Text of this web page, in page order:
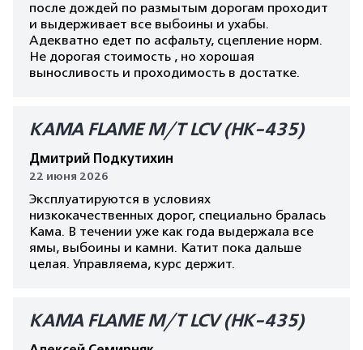
после дождей по размытым дорогам проходит
и выдерживает все выбоины и ухабы.
Адекватно едет по асфальту, сцепление норм.
Не дорогая стоимость , но хорошая
выносливость и проходимость в достатке.
КАМА FLAME M/T LCV (HK-435)
Дмитрий Подкутихин
22 июня 2026
Эксплуатируются в условиях
низкокачественных дорог, специально бралась
Кама. В течении уже как года выдержала все
ямы, выбоины и камни. Катит пока дальше
целая. Управляема, курс держит.
КАМА FLAME M/T LCV (HK-435)